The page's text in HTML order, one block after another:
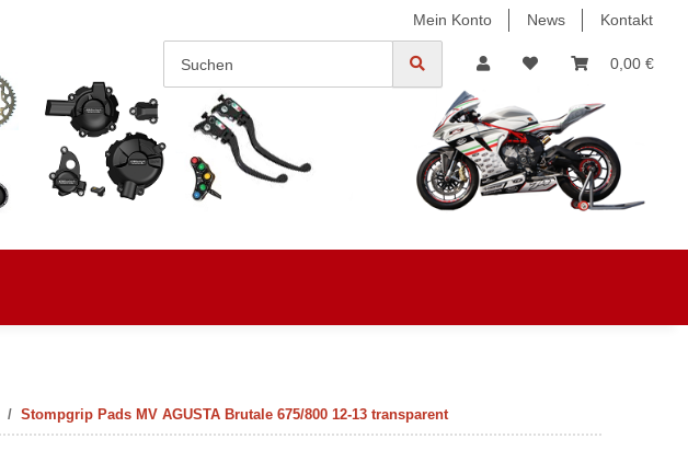
Mein Konto News Kontakt
0,00 €
Stompgrip Pads MV AGUSTA Brutale 675/800 12-13 transparent